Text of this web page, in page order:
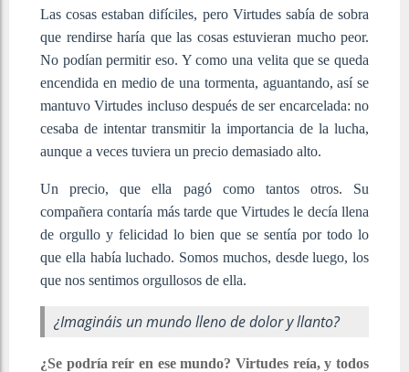
Las cosas estaban difíciles, pero Virtudes sabía de sobra
que rendirse haría que las cosas estuvieran mucho peor.
No podían permitir eso. Y como una velita que se queda
encendida en medio de una tormenta, aguantando, así se
mantuvo Virtudes incluso después de ser encarcelada: no
cesaba de intentar transmitir la importancia de la lucha,
aunque a veces tuviera un precio demasiado alto.
Un precio, que ella pagó como tantos otros. Su
compañera contaría más tarde que Virtudes le decía llena
de orgullo y felicidad lo bien que se sentía por todo lo
que ella había luchado. Somos muchos, desde luego, los
que nos sentimos orgullosos de ella.
¿Imagináis un mundo lleno de dolor y llanto?
¿Se podría reír en ese mundo? Virtudes reía, y todos